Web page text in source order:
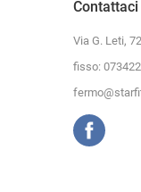
Contattaci
Via G. Leti,
fisso: